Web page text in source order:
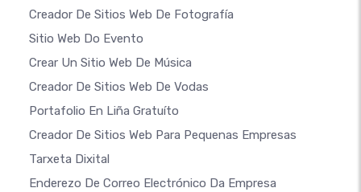
Creador De Sitios Web De Fotografía
Sitio Web Do Evento
Crear Un Sitio Web De Música
Creador De Sitios Web De Vodas
Portafolio En Liña Gratuíto
Creador De Sitios Web Para Pequenas Empresas
Tarxeta Dixital
Enderezo De Correo Electrónico Da Empresa